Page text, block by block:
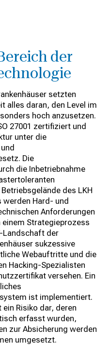
der
setzten
alles daran, den Level im
hoch anzusetzen.
27001 zertifiziert und
unter die
Die
die Inbetriebnahme
des LKH
werden Hard- und
Anforderungen
Strategieprozess
Landschaft der
sukzessive
Webauftritte und die
Hacking-Spezialisten
versehen. Ein
ist implementiert.
Risiko dar, deren
erfasst wurden,
zur Absicherung werden
umgesetzt.